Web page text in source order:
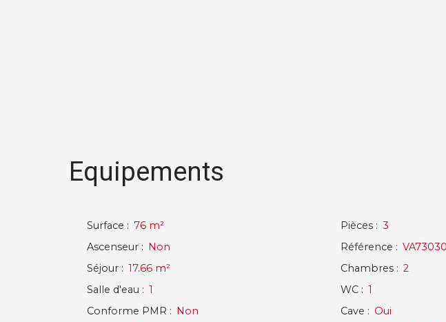
Equipements
Surface : 76 m² Pièces : 3
Ascenseur : Non Référence : VA73030
Séjour : 17.66 m² Chambres : 2
Salle d'eau : 1 WC : 1
Conforme PMR : Non Cave : Oui